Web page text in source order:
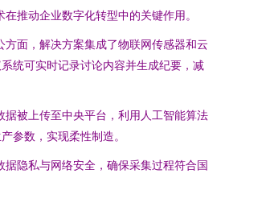
推动企业数字化转型中的关键作用。
面，解决方案集成了物联网传感器和云
统可实时记录讨论内容并生成纪要，减
被上传至中央平台，利用人工智能算法
参数，实现柔性制造。
隐私与网络安全，确保采集过程符合国